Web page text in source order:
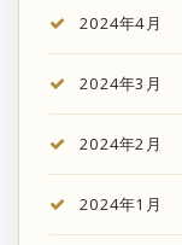
2024年4月
2024年3月
2024年2月
2024年1月